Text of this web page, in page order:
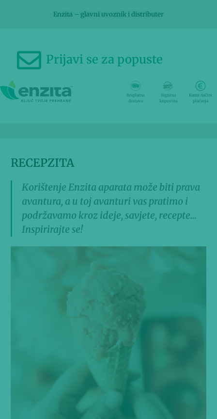
Enzita – glavni uvoznik i distributer
Prijavi se za popuste
Besplatna
dostava
Sigurna
kupovina
Razni načini
plaćanja
RECEPZITA
Korištenje Enzita aparata može biti prava
avantura, a u toj avanturi vas pratimo i
podržavamo kroz ideje, savjete, recepte…
Inspirirajte se!